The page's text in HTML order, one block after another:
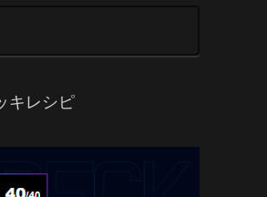
キレシピ